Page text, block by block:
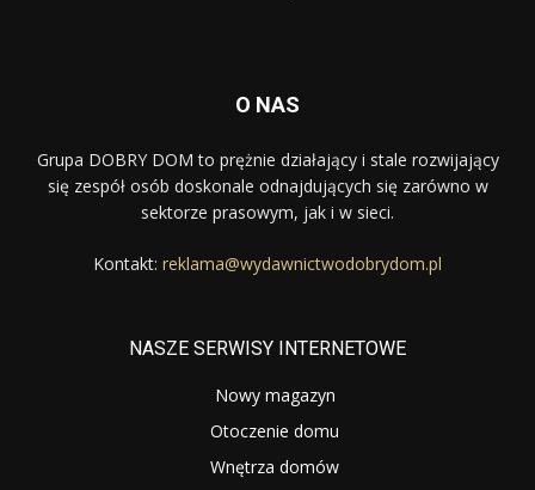
O NAS
Grupa DOBRY DOM to prężnie działający i stale rozwijający
się zespół osób doskonale odnajdujących się zarówno w
sektorze prasowym, jak i w sieci.
Kontakt: reklama@wydawnictwodobrydom.pl
NASZE SERWISY INTERNETOWE
Nowy magazyn
Otoczenie domu
Wnętrza domów